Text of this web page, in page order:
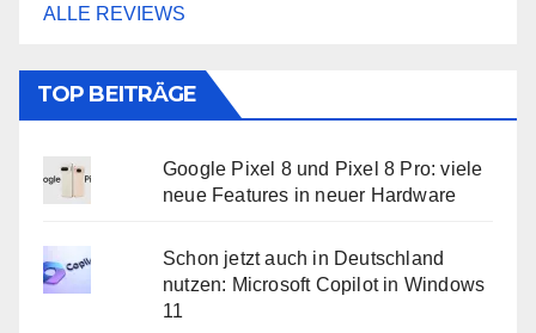
ALLE REVIEWS
TOP BEITRÄGE
Google Pixel 8 und Pixel 8 Pro: viele
neue Features in neuer Hardware
Schon jetzt auch in Deutschland
nutzen: Microsoft Copilot in Windows
11